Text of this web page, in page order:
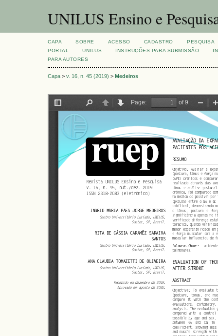
UNILUS Ensino e
CAPA SOBRE ACESSO CADASTRO
PESQUISA
PORTAL
UNILUS INSTRUÇÕES PARA SUBMISSÃO
PARA AUTORES
Capa > v. 16, n. 45 (2019) > Medeiros